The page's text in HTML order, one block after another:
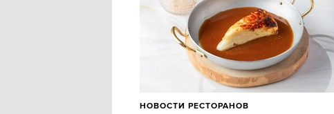
НОВОСТИ РЕСТОРАНОВ